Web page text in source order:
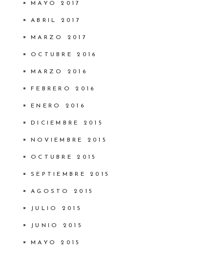
MAYO 2017
ABRIL 2017
MARZO 2017
OCTUBRE 2016
MARZO 2016
FEBRERO 2016
ENERO 2016
DICIEMBRE 2015
NOVIEMBRE 2015
OCTUBRE 2015
SEPTIEMBRE 2015
AGOSTO 2015
JULIO 2015
JUNIO 2015
MAYO 2015